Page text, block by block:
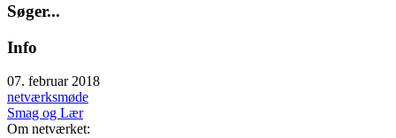
Søger...
Info
07. februar 2018
netværksmøde
Smag og Lær
Om netværket: